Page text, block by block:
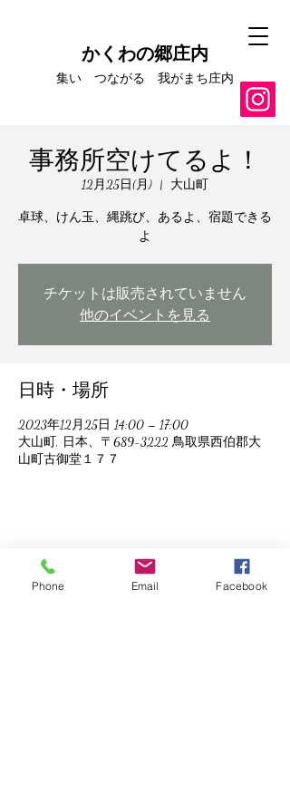
かくわの郷庄内
集い つながる​ 我がまち庄内
事務所空けてるよ！
12月25日(月)
  |
大山町
卓球、けん玉、縄跳び、あるよ、宿題できる
よ
チケットは販売されていません
他のイベントを見る
日時・場所
2023年12月25日 14:00 – 17:00
大山町, 日本、〒689-3222 鳥取県西伯郡大
山町古御堂１７７
このイベントをシェア
Phone Email Facebook